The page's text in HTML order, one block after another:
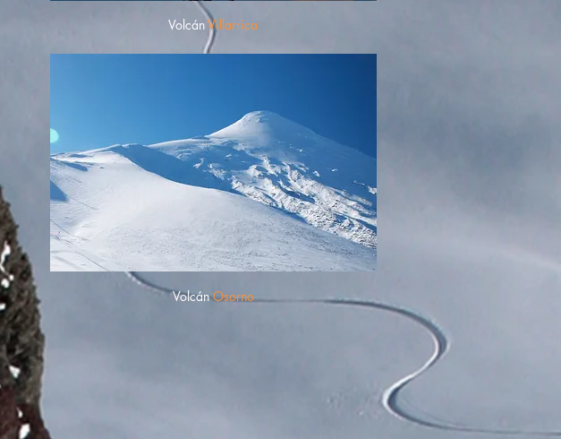
VolcánVillarrica
VolcánOsorno